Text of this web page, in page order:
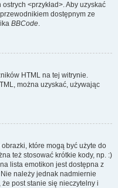
<przykład>. Aby uzyskać
dostępnym ze
BBCode.
HTML na tej witrynie.
można uzyskać, używając
które mogą być użyte do
też stosować krótkie kody, np. :)
lista emotikon jest dostępna z
należy jednak nadmiernie
post stanie się nieczytelny i